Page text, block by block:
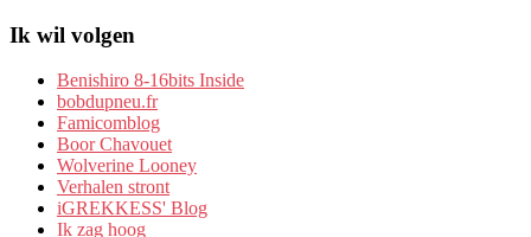
Ik wil volgen
Benishiro 8-16bits Inside
bobdupneu.fr
Famicomblog
Boor Chavouet
Wolverine Looney
Verhalen stront
iGREKKESS' Blog
Ik zag hoog